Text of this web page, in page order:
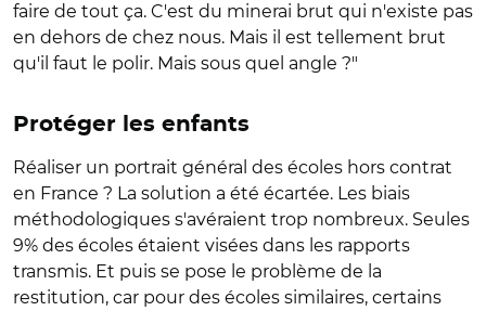
faire de tout ça. C'est du minerai brut qui n'existe pas
en dehors de chez nous. Mais il est tellement brut
qu'il faut le polir. Mais sous quel angle ?"
Protéger les enfants
Réaliser un portrait général des écoles hors contrat
en France ? La solution a été écartée. Les biais
méthodologiques s'avéraient trop nombreux. Seules
9% des écoles étaient visées dans les rapports
transmis. Et puis se pose le problème de la
restitution, car pour des écoles similaires, certains